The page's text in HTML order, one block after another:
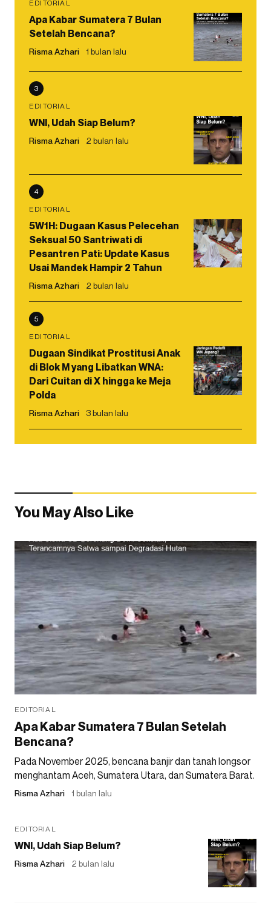
EDITORIAL
Apa Kabar Sumatera 7 Bulan
Setelah Bencana?
Risma Azhari 1 bulan lalu
3
EDITORIAL
WNI, Udah Siap Belum?
Risma Azhari 2 bulan lalu
4
EDITORIAL
5W1H: Dugaan Kasus Pelecehan
Seksual 50 Santriwati di
Pesantren Pati: Update Kasus
Usai Mandek Hampir 2 Tahun
Risma Azhari 2 bulan lalu
5
EDITORIAL
Dugaan Sindikat Prostitusi Anak
di Blok M yang Libatkan WNA:
Dari Cuitan di X hingga ke Meja
Polda
Risma Azhari 3 bulan lalu
You May Also Like
EDITORIAL
Apa Kabar Sumatera 7 Bulan Setelah
Bencana?
Pada November 2025, bencana banjir dan tanah longsor
menghantam Aceh, Sumatera Utara, dan Sumatera Barat.
Risma Azhari 1 bulan lalu
EDITORIAL
WNI, Udah Siap Belum?
Risma Azhari 2 bulan lalu